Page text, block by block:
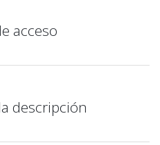
acceso
descripción